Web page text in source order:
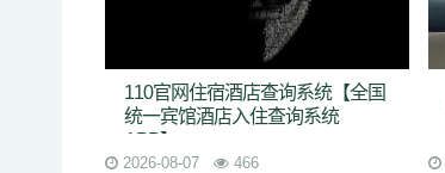
110官网住宿酒店查询系统【全国
统一宾馆酒店入住查询系统
APP】
2026-08-07 466